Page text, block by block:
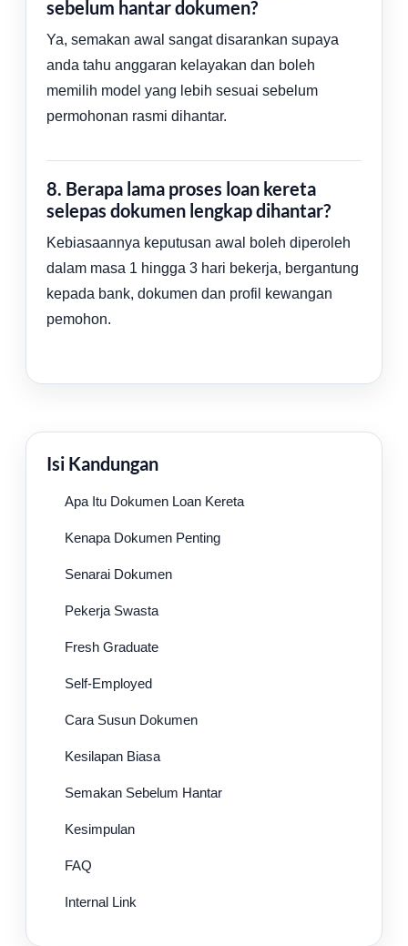
sebelum hantar dokumen?
Ya, semakan awal sangat disarankan supaya
anda tahu anggaran kelayakan dan boleh
memilih model yang lebih sesuai sebelum
permohonan rasmi dihantar.
8. Berapa lama proses loan kereta
selepas dokumen lengkap dihantar?
Kebiasaannya keputusan awal boleh diperoleh
dalam masa 1 hingga 3 hari bekerja, bergantung
kepada bank, dokumen dan profil kewangan
pemohon.
Isi Kandungan
Apa Itu Dokumen Loan Kereta
Kenapa Dokumen Penting
Senarai Dokumen
Pekerja Swasta
Fresh Graduate
Self-Employed
Cara Susun Dokumen
Kesilapan Biasa
Semakan Sebelum Hantar
Kesimpulan
FAQ
Internal Link